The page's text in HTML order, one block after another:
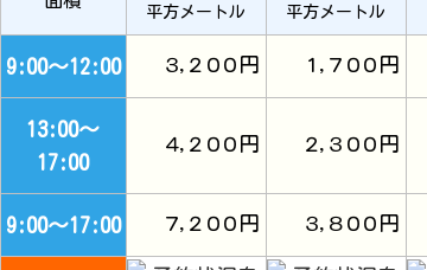
平方メートル 平方メートル
9:00～12:00 ３,２００ 円 １,７００ 円
13:00～
17:00
４,２００ 円 ２,３００ 円
9:00～17:00 ７,２００ 円 ３,８００ 円